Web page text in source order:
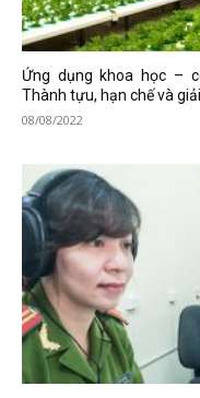
Ứng dụng khoa học –
Thành tựu, hạn chế và
08/08/2022